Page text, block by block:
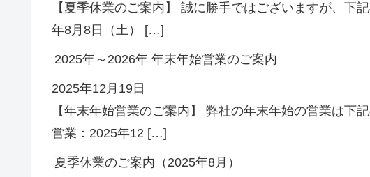
【夏季休業のご案内】 誠に勝手ではございますが、下
年8月8日（土） […]
2025年～2026年 年末年始営業のご案内
2025年12月19日
【年末年始営業のご案内】 弊社の年末年始の営業は下
営業：2025年12 […]
夏季休業のご案内（2025年8月）